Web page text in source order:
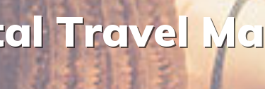
al Travel Ma